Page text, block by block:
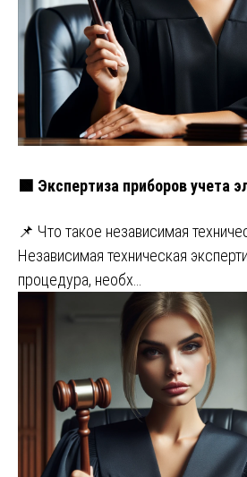
🟩 Экспертиза приборов учета
📌 Что такое независимая
Независимая техническая
процедура, необх…